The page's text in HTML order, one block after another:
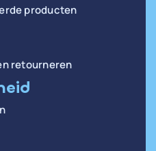
producten
retourneren